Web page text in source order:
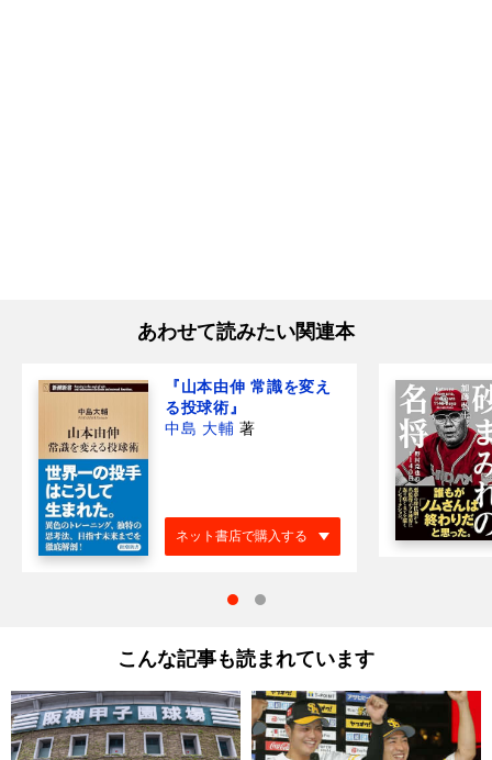
あわせて読みたい関連本
『山本由伸 常識を変え
る投球術』
中島 大輔 著
ネット書店で購入する
こんな記事も読まれています